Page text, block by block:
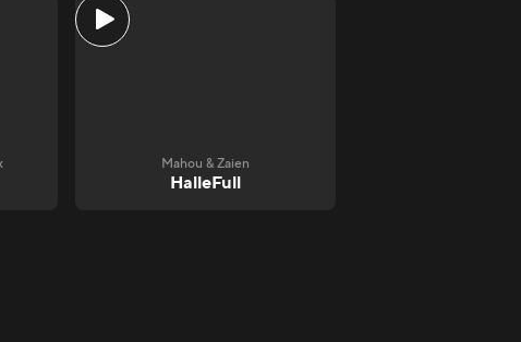
Mahou & Zaien
HalleFull